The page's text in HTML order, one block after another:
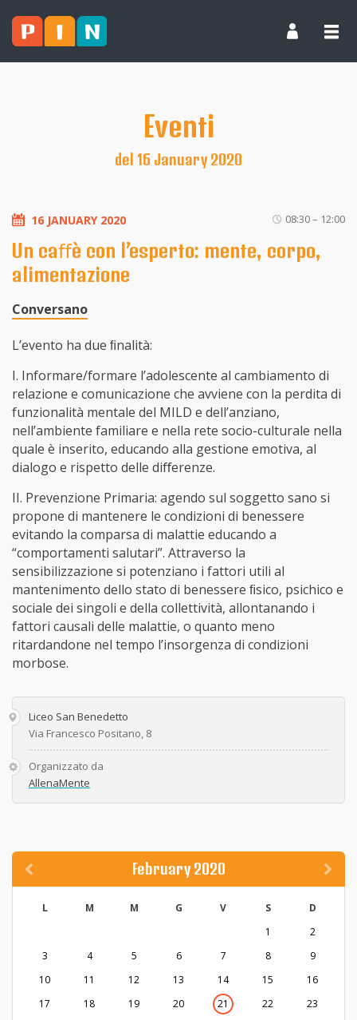
Eventi
del 16 January 2020
16 JANUARY 2020 08:30 – 12:00
Un caﬀè con l’esperto: mente, corpo,
alimentazione
Conversano
L’evento ha due ﬁnalità:
I. Informare/formare l’adolescente al cambiamento di
relazione e comunicazione che avviene con la perdita di
funzionalità mentale del MILD e dell’anziano,
nell’ambiente familiare e nella rete socio-culturale nella
quale è inserito, educando alla gestione emotiva, al
dialogo e rispetto delle diﬀerenze.
II. Prevenzione Primaria: agendo sul soggetto sano si
propone di mantenere le condizioni di benessere
evitando la comparsa di malattie educando a
“comportamenti salutari”. Attraverso la
sensibilizzazione si potenziano i fattori utili al
mantenimento dello stato di benessere ﬁsico, psichico e
sociale dei singoli e della collettività, allontanando i
fattori causali delle malattie, o quanto meno
ritardandone nel tempo l’insorgenza di condizioni
morbose.
Liceo San Benedetto
Via Francesco Positano, 8
Organizzato da
AllenaMente
February 2020
L M M G V S
D
1
2
3
4 5 6 7 8
9
10
11 12 13 14 15
16
17
18 19 20 21 22
23